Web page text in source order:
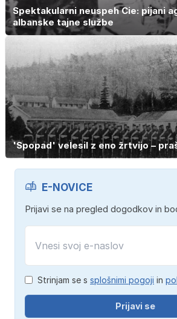
Spektakularni neuspeh Cie: pijani
albanske tajne službe
'Spopad' velesil z eno žrtvijo –
E-NOVICE
Prijavi se na pregled dogodkov in
Strinjam se s splošnimi pogoji in
Prijavi se